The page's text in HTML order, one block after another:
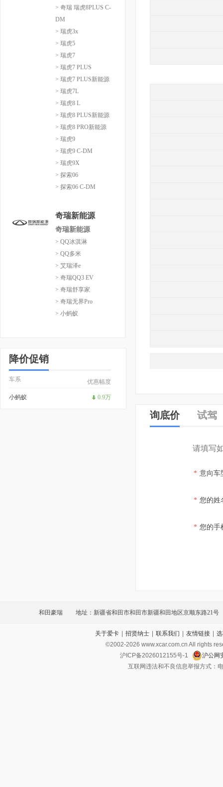
> 奇瑞 瑞虎8PLUS C-
DM
> 瑞虎3x
> 瑞虎5
> 瑞虎7
> 瑞虎7 PLUS
> 瑞虎7 PLUS新能源
> 瑞虎7L
> 瑞虎8 L
> 瑞虎8 PLUS新能源
> 瑞虎8 PRO新能源
> 瑞虎9
> 瑞虎9 C-DM
> 瑞虎9X
> 探索06
> 探索06 C-DM
奇瑞新能源
奇瑞新能源
> QQ冰淇淋
> QQ多米
> 艾瑞泽e
> 奇瑞QQ3 EV
> 奇瑞舒享家
> 奇瑞无界Pro
> 小蚂蚁
降价促销
车系 优惠幅度
小蚂蚁 0.9万
询底价 试驾
请填写
* 意向车
* 您的姓
* 您的手
和田豪瑞 地址：新疆省和田市和田市新疆和田地区京顺东路21号
关于爱卡 | 招贤纳士 | 联系我们 | 友情链接 |
©2002-2026 www.xcar.com.cn All rights
沪ICP备2026012155号-1
沪公网
互联网违法和不良信息举报方式：